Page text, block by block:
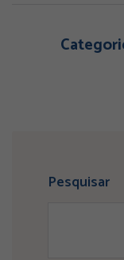
Pesquisar